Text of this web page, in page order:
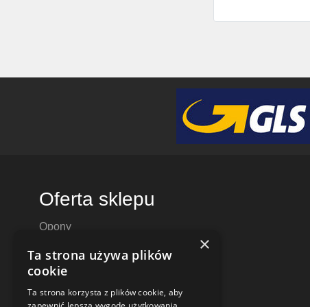
Oferta sklepu
Opony
Felgi stalowe
Alufelgi
Komplety kół
×
Ta strona używa plików
cookie
Ta strona korzysta z plików cookie, aby